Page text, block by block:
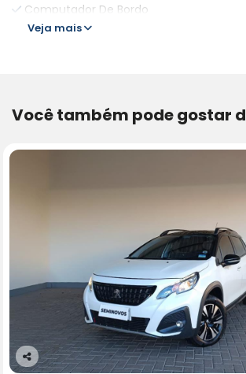
Computador De Bordo
Veja mais
Você também pode gostar
Co